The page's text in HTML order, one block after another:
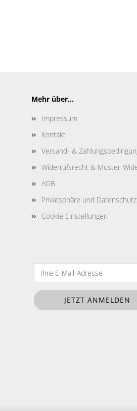
Mehr über...
Impressum
Kontakt
Versand- &
Widerrufsrecht & Muster-
AGB
Privatsphäre und Datenschutz
Cookie Einstellungen